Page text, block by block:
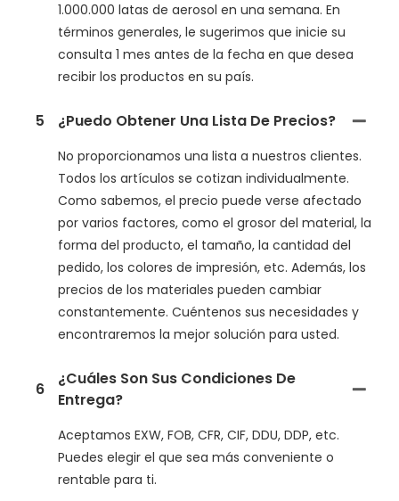
1.000.000 latas de aerosol en una semana. En
términos generales, le sugerimos que inicie su
consulta 1 mes antes de la fecha en que desea
recibir los productos en su país.
5 ¿Puedo Obtener Una Lista De Precios?
No proporcionamos una lista a nuestros clientes.
Todos los artículos se cotizan individualmente.
Como sabemos, el precio puede verse afectado
por varios factores, como el grosor del material, la
forma del producto, el tamaño, la cantidad del
pedido, los colores de impresión, etc. Además, los
precios de los materiales pueden cambiar
constantemente. Cuéntenos sus necesidades y
encontraremos la mejor solución para usted.
6
¿Cuáles Son Sus Condiciones De
Entrega?
Aceptamos EXW, FOB, CFR, CIF, DDU, DDP, etc.
Puedes elegir el que sea más conveniente o
rentable para ti.